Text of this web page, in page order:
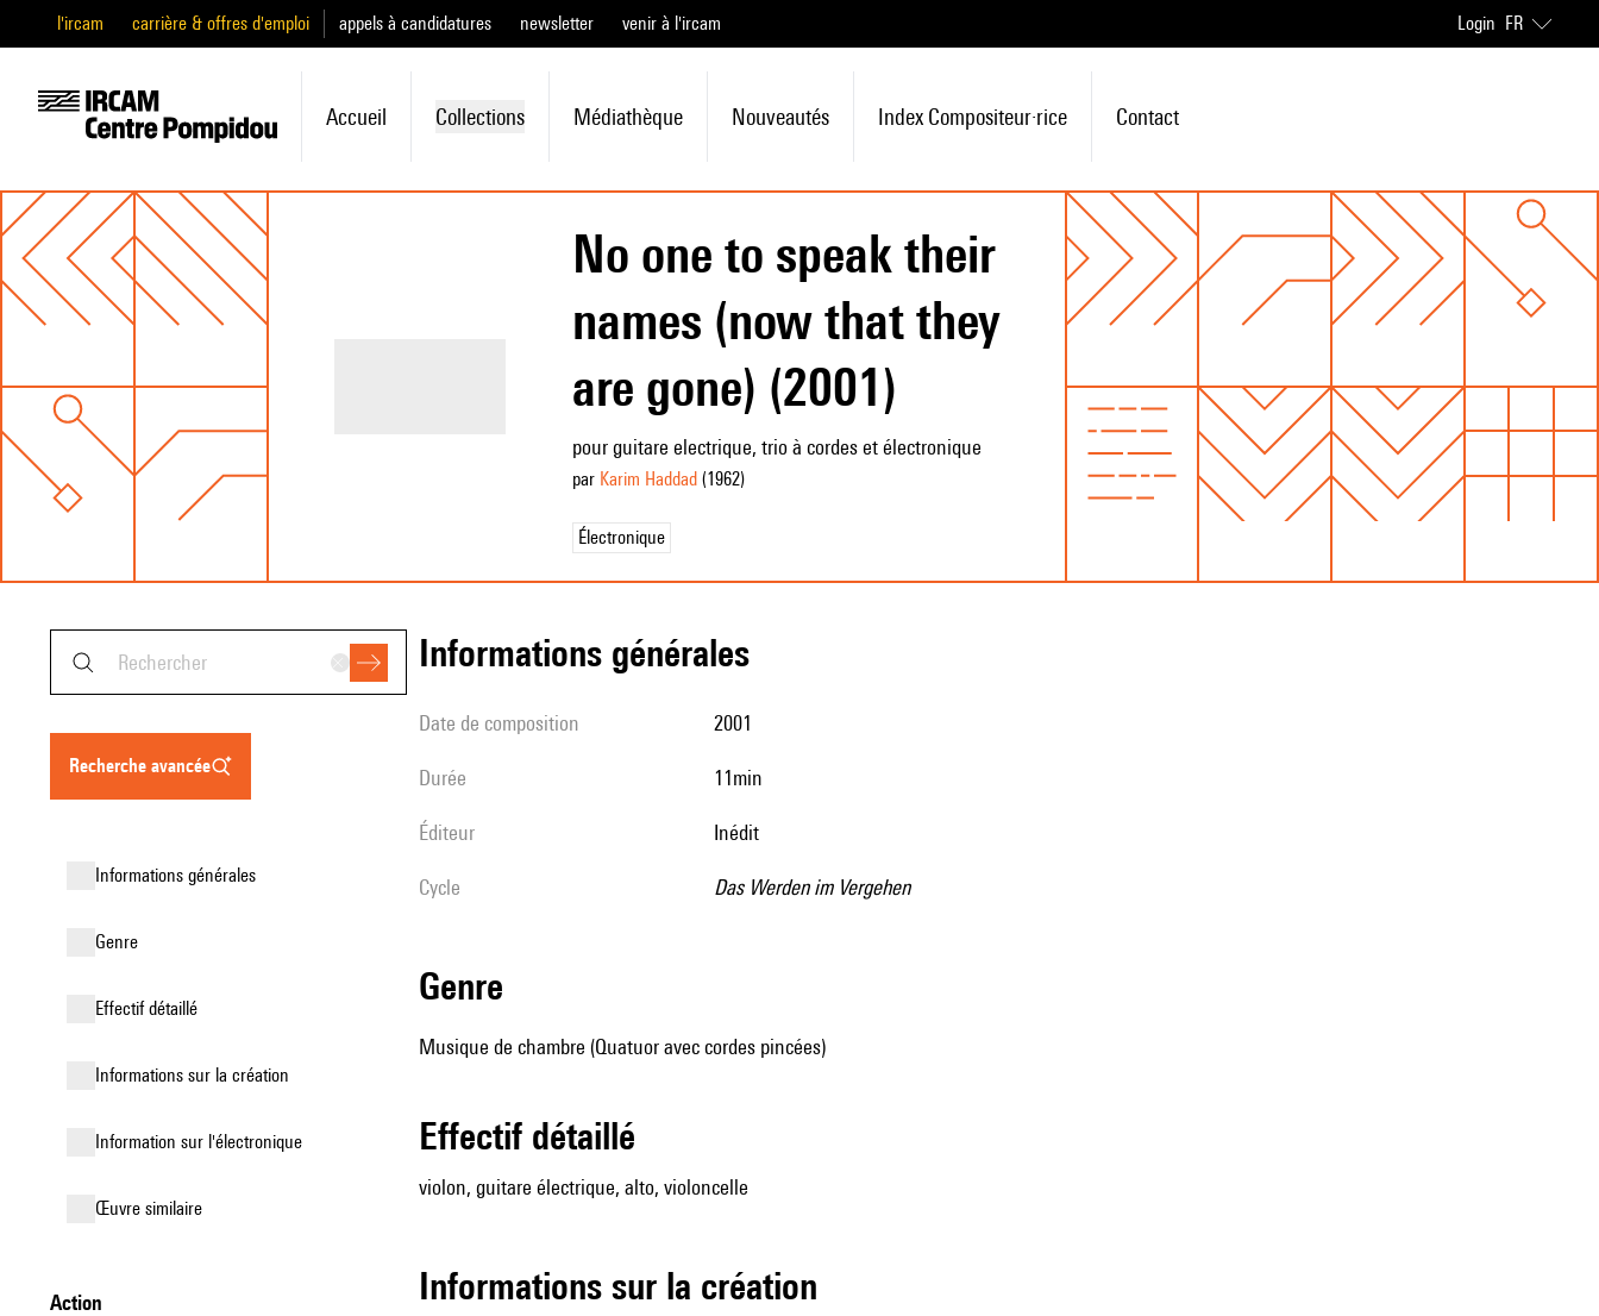
l'ircam carrière & offres d'emploi appels à candidatures newsletter venir à l'ircam Login FR
Accueil Collections Médiathèque Nouveautés Index Compositeur·rice Contact
No one to speak their
names (now that they
are gone) (2001)
pour guitare electrique, trio à cordes et électronique
par Karim Haddad(1962)
Électronique
recherche avancée
informations générales
genre
effectif détaillé
informations sur la création
Information sur l'électronique
œuvre similaire
action
informations générales
date de composition 2001
durée 11min
éditeur Inédit
Cycle Das Werden im Vergehen
genre
Musique de chambre (Quatuor avec cordes pincées)
effectif détaillé
violon, guitare électrique, alto, violoncelle
informations sur la création